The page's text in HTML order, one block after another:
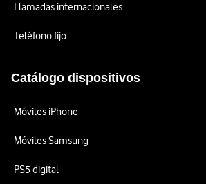
Llamadas internacionales
Teléfono fijo
Catálogo dispositivos
Móviles iPhone
Móviles Samsung
PS5 digital